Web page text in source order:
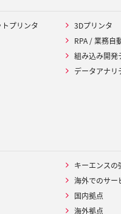
プリンタ
3Dプリンタ
RPA / 業務自
組み込み開発
データアナリ
キーエンスの
海外でのサー
国内拠点
海外拠点